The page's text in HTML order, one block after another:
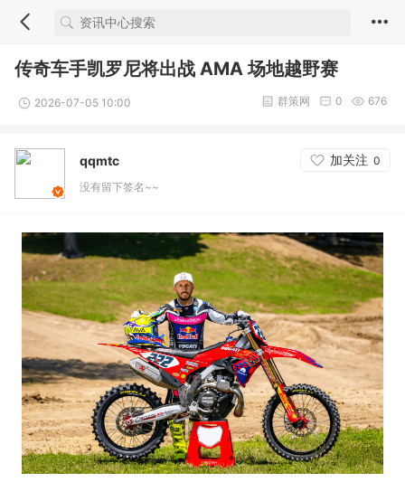
传奇车手凯罗尼将出战 AMA 场地越野赛
2026-07-05 10:00 676
0
群策网
qqmtc 加关注 0
没有留下签名~~